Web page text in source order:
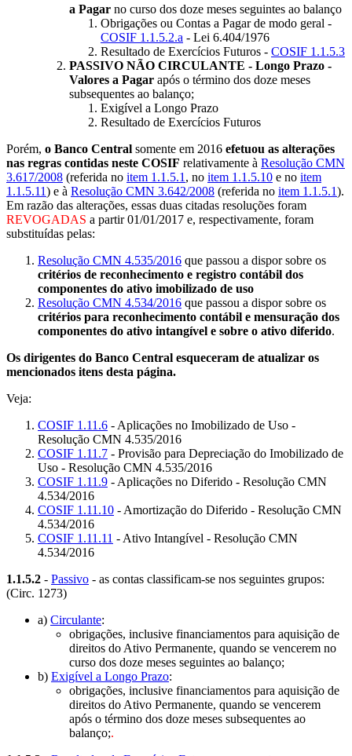
a Pagar no curso dos doze meses seguintes ao balanço
Obrigações ou Contas a Pagar de modo geral -
COSIF 1.1.5.2.a - Lei 6.404/1976
Resultado de Exercícios Futuros - COSIF 1.1.5.3
PASSIVO NÃO CIRCULANTE - Longo Prazo -
Valores a Pagar após o término dos doze meses
subsequentes ao balanço;
Exigível a Longo Prazo
Resultado de Exercícios Futuros
Porém, o Banco Central somente em 2016 efetuou as alterações
nas regras contidas neste COSIF relativamente à Resolução CMN
3.617/2008 (referida no item 1.1.5.1 , no item 1.1.5.10 e no item
1.1.5.11) e à Resolução CMN 3.642/2008 (referida no item 1.1.5.1).
Em razão das alterações, essas duas citadas resoluções foram
REVOGADAS a partir 01/01/2017 e, respectivamente, foram
substituídas pelas:
Resolução CMN 4.535/2016 que passou a dispor sobre os
critérios de reconhecimento e registro contábil dos
componentes do ativo imobilizado de uso
Resolução CMN 4.534/2016 que passou a dispor sobre os
critérios para reconhecimento contábil e mensuração dos
componentes do ativo intangível e sobre o ativo diferido.
Os dirigentes do Banco Central esqueceram de atualizar os
mencionados itens desta página.
Veja:
COSIF 1.11.6 - Aplicações no Imobilizado de Uso -
Resolução CMN 4.535/2016
COSIF 1.11.7 - Provisão para Depreciação do Imobilizado de
Uso - Resolução CMN 4.535/2016
COSIF 1.11.9 - Aplicações no Diferido - Resolução CMN
4.534/2016
COSIF 1.11.10 - Amortização do Diferido - Resolução CMN
4.534/2016
COSIF 1.11.11 - Ativo Intangível - Resolução CMN
4.534/2016
1.1.5.2 - Passivo - as contas classificam-se nos seguintes grupos:
(Circ. 1273)
a) Circulante:
obrigações, inclusive financiamentos para aquisição de
direitos do Ativo Permanente, quando se vencerem no
curso dos doze meses seguintes ao balanço;
b) Exigível a Longo Prazo:
obrigações, inclusive financiamentos para aquisição de
direitos do Ativo Permanente, quando se vencerem
após o término dos doze meses subsequentes ao
balanço;.